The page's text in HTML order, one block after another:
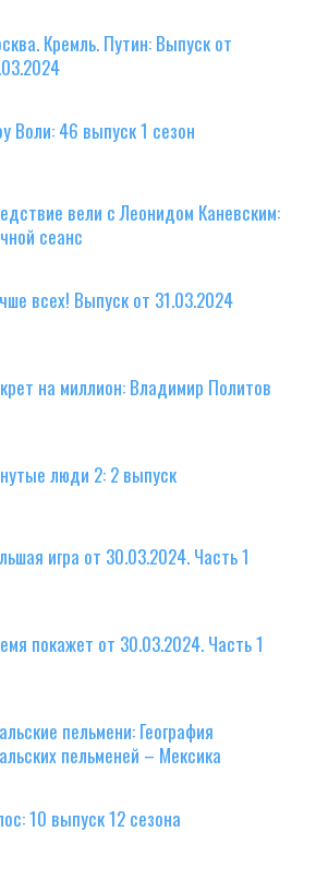
Кремль. Путин: Выпуск от
Воли: 46 выпуск 1 сезон
вели с Леонидом Каневским:
сеанс
всех! Выпуск от 31.03.2024
на миллион: Владимир Политов
люди 2: 2 выпуск
игра от 30.03.2024. Часть 1
покажет от 30.03.2024. Часть 1
пельмени: География
пельменей – Мексика
10 выпуск 12 сезона